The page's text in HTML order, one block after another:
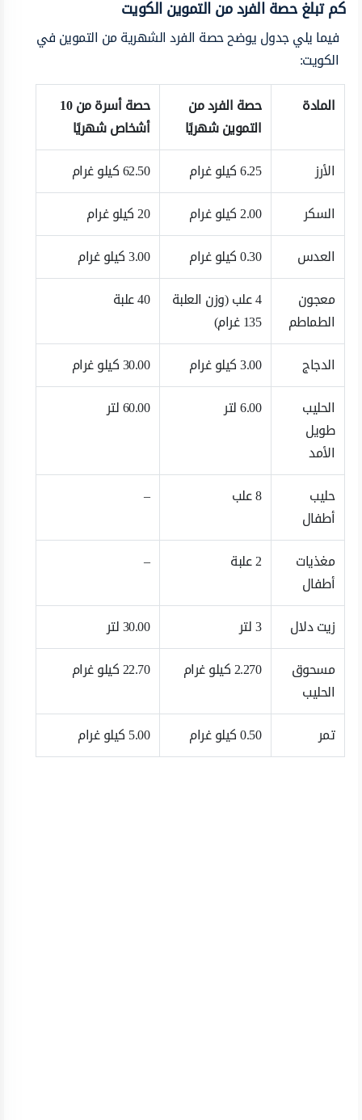
كم تبلغ حصة الفرد من التموين الكويت
فيما يلي جدول يوضح حصة الفرد الشهرية من التموين في
الكويت:
المادة
حصة الفرد من
التموين شهريًا
حصة أسرة من 10
أشخاص شهريًا
الأرز
6.25 كيلو غرام
62.50 كيلو غرام
السكر
2.00 كيلو غرام
20 كيلو غرام
العدس
0.30 كيلو غرام
3.00 كيلو غرام
معجون
الطماطم
4 علب (وزن العلبة
135 غرام)
40 علبة
الدجاج 3.00 كيلو غرام
30.00 كيلو غرام
الحليب
طويل
الأمد
6.00 لتر 60.00 لتر
حليب
أطفال
8 علب –
مغذيات
أطفال
2 علبة –
زيت دلال 3 لتر
30.00 لتر
مسحوق
الحليب
2.270 كيلو غرام 22.70 كيلو غرام
تمر 0.50 كيلو غرام 5.00 كيلو غرام